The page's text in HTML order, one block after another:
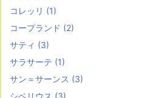
コレッリ (1)
コープランド (2)
サティ (3)
サラサーテ (1)
サン＝サーンス (3)